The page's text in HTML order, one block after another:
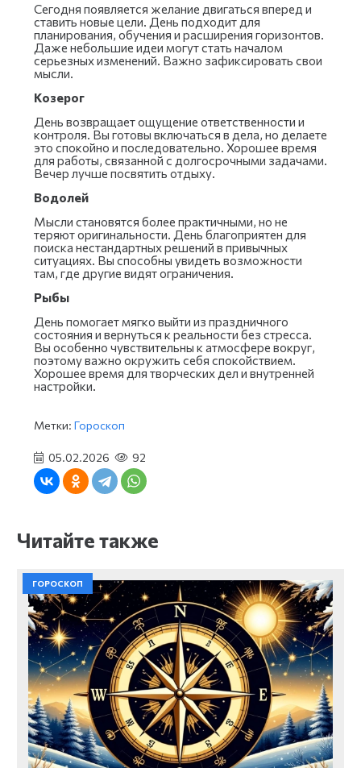
Сегодня появляется желание двигаться вперед и
ставить новые цели. День подходит для
планирования, обучения и расширения горизонтов.
Даже небольшие идеи могут стать началом
серьезных изменений. Важно зафиксировать свои
мысли.
Козерог
День возвращает ощущение ответственности и
контроля. Вы готовы включаться в дела, но делаете
это спокойно и последовательно. Хорошее время
для работы, связанной с долгосрочными задачами.
Вечер лучше посвятить отдыху.
Водолей
Мысли становятся более практичными, но не
теряют оригинальности. День благоприятен для
поиска нестандартных решений в привычных
ситуациях. Вы способны увидеть возможности
там, где другие видят ограничения.
Рыбы
День помогает мягко выйти из праздничного
состояния и вернуться к реальности без стресса.
Вы особенно чувствительны к атмосфере вокруг,
поэтому важно окружить себя спокойствием.
Хорошее время для творческих дел и внутренней
настройки.
Метки: Гороскоп
05.02.2026 92
Читайте также
ГОРОСКОП